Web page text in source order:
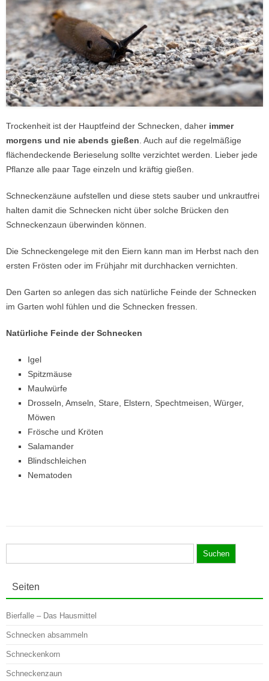
Trockenheit ist der Hauptfeind der Schnecken, daher immer
morgens und nie abends gießen. Auch auf die regelmäßige
flächendeckende Berieselung sollte verzichtet werden. Lieber jede
Pflanze alle paar Tage einzeln und kräftig gießen.
Schneckenzäune aufstellen und diese stets sauber und unkrautfrei
halten damit die Schnecken nicht über solche Brücken den
Schneckenzaun überwinden können.
Die Schneckengelege mit den Eiern kann man im Herbst nach den
ersten Frösten oder im Frühjahr mit durchhacken vernichten.
Den Garten so anlegen das sich natürliche Feinde der Schnecken
im Garten wohl fühlen und die Schnecken fressen.
Natürliche Feinde der Schnecken
Igel
Spitzmäuse
Maulwürfe
Drosseln, Amseln, Stare, Elstern, Spechtmeisen, Würger,
Möwen
Frösche und Kröten
Salamander
Blindschleichen
Nematoden
nach:
Seiten
Bierfalle – Das Hausmittel
Schnecken absammeln
Schneckenkorn
Schneckenzaun